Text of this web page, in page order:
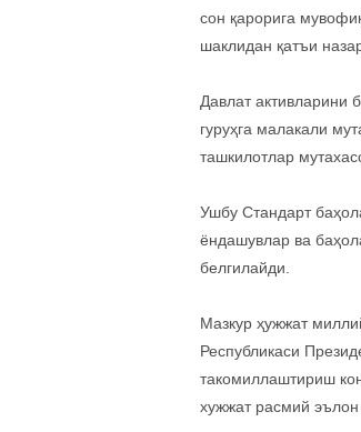
сон қарорига
шаклидан қатъи
Давлат активларини
гуруҳга малакали
ташкилотлар
Ушбу Стандарт
ёндашувлар ва
белгилайди.
Мазкур ҳужжат
Республикаси
такомиллаштириш
хужжат расмий эълон